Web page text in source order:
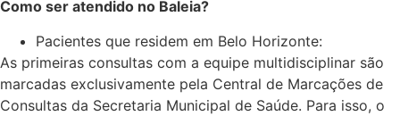
Como ser atendido no Baleia?
Pacientes que residem em Belo Horizonte:
As primeiras consultas com a equipe multidisciplinar são
marcadas exclusivamente pela Central de Marcações de
Consultas da Secretaria Municipal de Saúde. Para isso, o